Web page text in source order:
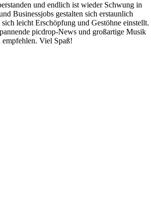
und endlich ist wieder Schwung in
Businessjobs gestalten sich erstaunlich
sich leicht Erschöpfung und Gestöhne einstellt.
picdrop-News und großartige Musik
empfehlen. Viel Spaß!